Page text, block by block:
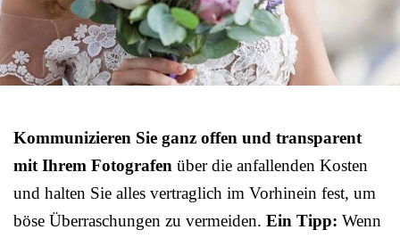
Kommunizieren Sie ganz offen und transparent
mit Ihrem Fotografen über die anfallenden Kosten
und halten Sie alles vertraglich im Vorhinein fest, um
böse Überraschungen zu vermeiden. Ein Tipp: Wenn